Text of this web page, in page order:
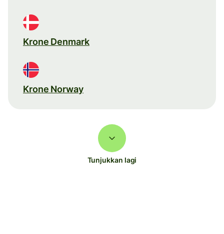
Krone Denmark
Krone Norway
Tunjukkan lagi